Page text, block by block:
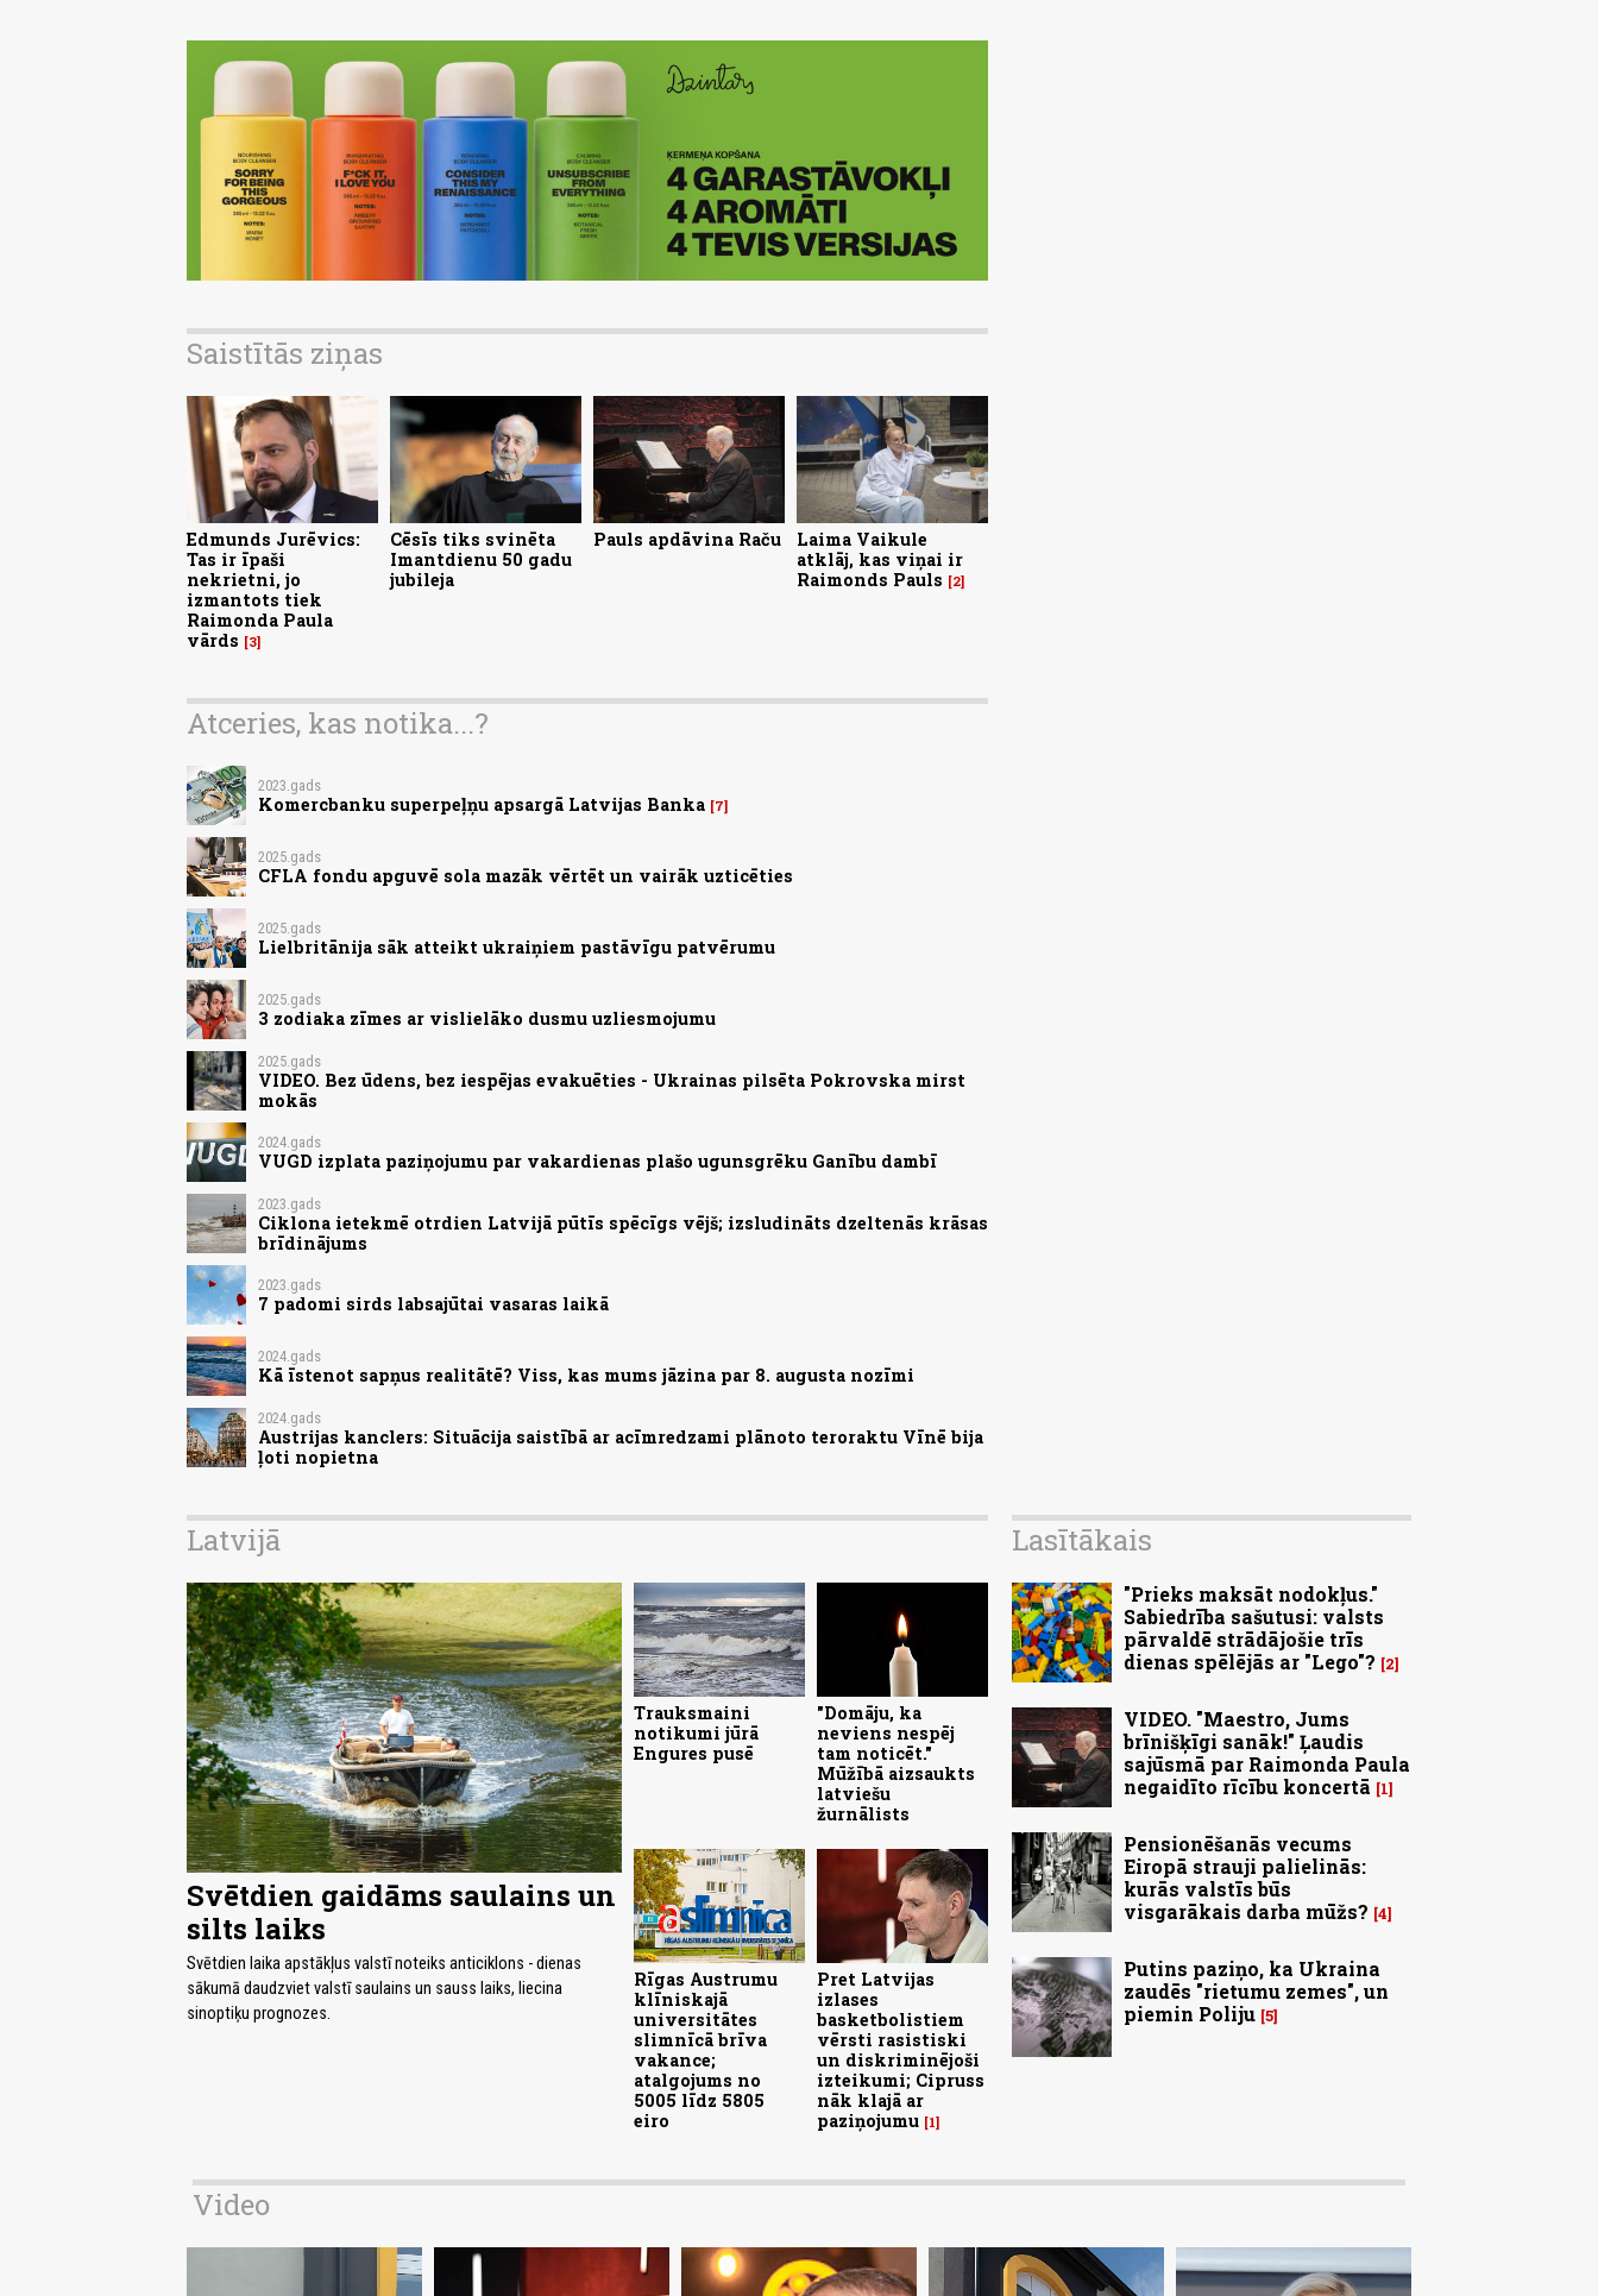
Saistītās ziņas
Edmunds Jurēvics:
Tas ir īpaši
nekrietni, jo
izmantots tiek
Raimonda Paula
vārds
3
Cēsīs tiks svinēta
Imantdienu 50 gadu
jubileja
Pauls apdāvina Raču
Laima Vaikule
atklāj, kas viņai ir
Raimonds Pauls
2
Atceries, kas notika...?
2023.gads
Komercbanku superpeļņu apsargā Latvijas Banka 7
2025.gads
CFLA fondu apguvē sola mazāk vērtēt un vairāk uzticēties
2025.gads
Lielbritānija sāk atteikt ukraiņiem pastāvīgu patvērumu
2025.gads
3 zodiaka zīmes ar vislielāko dusmu uzliesmojumu
2025.gads
VIDEO. Bez ūdens, bez iespējas evakuēties - Ukrainas pilsēta Pokrovska mirst
mokās
2024.gads
VUGD izplata paziņojumu par vakardienas plašo ugunsgrēku Ganību dambī
2023.gads
Ciklona ietekmē otrdien Latvijā pūtīs spēcīgs vējš; izsludināts dzeltenās krāsas
brīdinājums
2023.gads
7 padomi sirds labsajūtai vasaras laikā
2024.gads
Kā īstenot sapņus realitātē? Viss, kas mums jāzina par 8. augusta nozīmi
2024.gads
Austrijas kanclers: Situācija saistībā ar acīmredzami plānoto teroraktu Vīnē bija
ļoti nopietna
Latvijā
Svētdien gaidāms saulains un
silts laiks
Svētdien laika apstākļus valstī noteiks anticiklons - dienas
sākumā daudzviet valstī saulains un sauss laiks, liecina
sinoptiķu prognozes.
Trauksmaini
notikumi jūrā
Engures pusē
"Domāju, ka
neviens nespēj
tam noticēt."
Mūžībā aizsaukts
latviešu
žurnālists
Rīgas Austrumu
klīniskajā
universitātes
slimnīcā brīva
vakance;
atalgojums no
5005 līdz 5805
eiro
Pret Latvijas
izlases
basketbolistiem
vērsti rasistiski
un diskriminējoši
izteikumi; Cipruss
nāk klajā ar
paziņojumu 1
Lasītākais
"Prieks maksāt nodokļus."
Sabiedrība sašutusi: valsts
pārvaldē strādājošie trīs
dienas spēlējās ar "Lego"?
2
VIDEO. "Maestro, Jums
brīnišķīgi sanāk!" Ļaudis
sajūsmā par Raimonda Paula
negaidīto rīcību koncertā
1
Pensionēšanās vecums
Eiropā strauji palielinās:
kurās valstīs būs
visgarākais darba mūžs? 4
Putins paziņo, ka Ukraina
zaudēs "rietumu zemes", un
piemin Poliju 5
Video